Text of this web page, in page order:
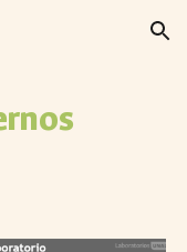
Skip to navigation